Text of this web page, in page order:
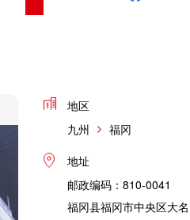
地区
九州
福冈
地址
邮政编码：810-0041
福冈县福冈市中央区大